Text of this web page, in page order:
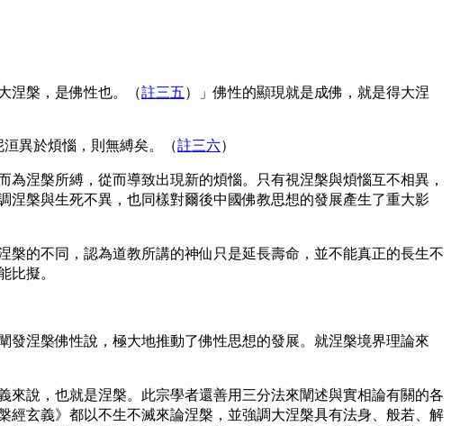
涅槃，是佛性也。（註三五）」佛性的顯現就是成佛，就是得大涅
異於煩惱，則無縛矣。 （註三六）
涅槃所縛，從而導致出現新的煩惱。只有視涅槃與煩惱互不相異，
槃與生死不異，也同樣對爾後中國佛教思想的發展產生了重大影
的不同，認為道教所講的神仙只是延長壽命，並不能真正的長生不
比擬。
涅槃佛性說，極大地推動了佛性思想的發展。就涅槃境界理論來
說，也就是涅槃。此宗學者還善用三分法來闡述與實相論有關的各
玄義》都以不生不滅來論涅槃，並強調大涅槃具有法身、般若、解